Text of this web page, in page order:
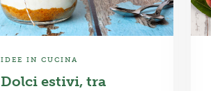
IDEE IN CUCINA
Dolci estivi, tra